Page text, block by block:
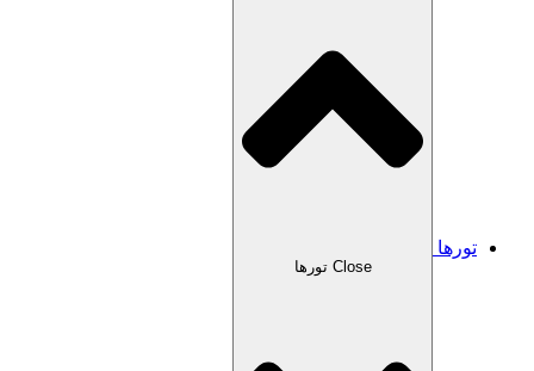
تورها
Close تورها